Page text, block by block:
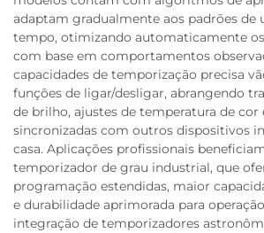
adaptam gradualmente aos padrões de
tempo, otimizando automaticamente
com base em comportamentos
capacidades de temporização precisa
funções de ligar/desligar, abrangendo
de brilho, ajustes de temperatura de cor
sincronizadas com outros dispositivos
casa. Aplicações profissionais
temporizador de grau industrial, que
programação estendidas, maior
e durabilidade aprimorada para
integração de temporizadores